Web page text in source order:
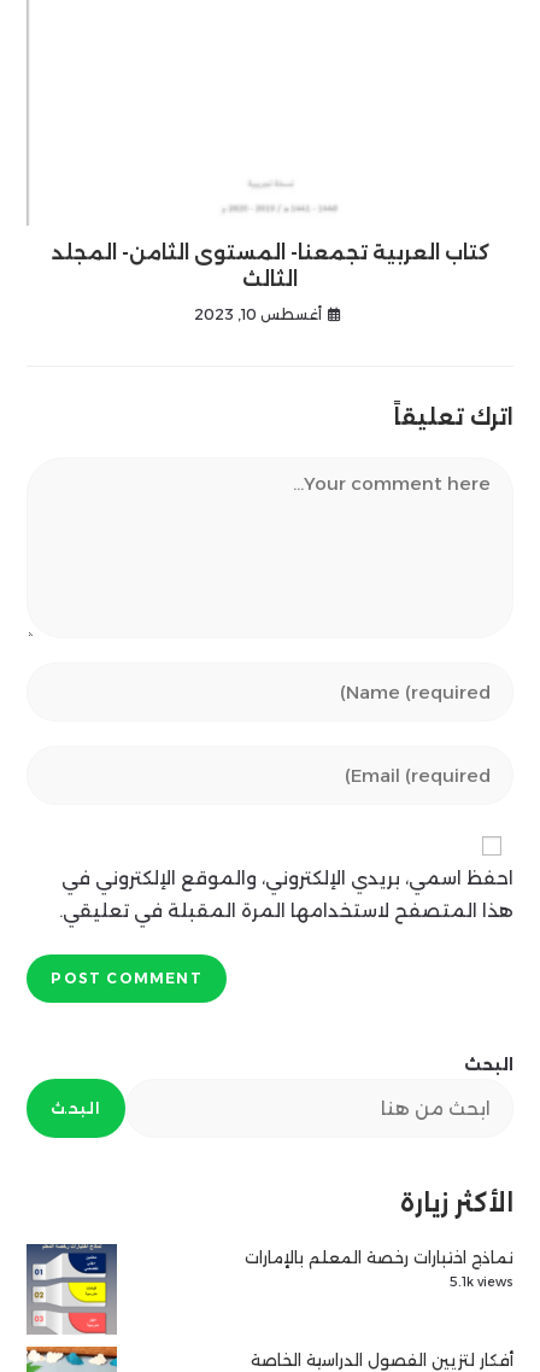
كتاب العربية تجمعنا- المستوى الثامن- المجلد
الثالث
أغسطس 10, 2023
اترك تعليقاً
comment
address
to
comment
احفظ اسمي، بريدي الإلكتروني، والموقع الإلكتروني في
هذا المتصفح لاستخدامها المرة المقبلة في تعليقي.
البحث
البحث
الأكثر زيارة
نماذج اختبارات رخصة المعلم بالإمارات
5.1k views
أفكار لتزيين الفصول الدراسية الخاصة